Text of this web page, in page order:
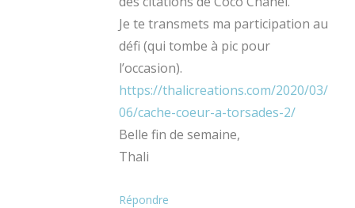
Je te transmets ma participation au
défi (qui tombe à pic pour
l’occasion).
https://thalicreations.com/2020/03/
06/cache-coeur-a-torsades-2/
Belle fin de semaine,
Thali
Répondre